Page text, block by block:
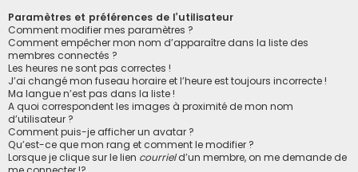
Paramètres et préférences de l’utilisateur
Comment modifier mes paramètres ?
Comment empêcher mon nom d’apparaître dans la liste des
membres connectés ?
Les heures ne sont pas correctes !
J’ai changé mon fuseau horaire et l’heure est toujours incorrecte !
Ma langue n’est pas dans la liste !
A quoi correspondent les images à proximité de mon nom
d’utilisateur ?
Comment puis-je afficher un avatar ?
Qu’est-ce que mon rang et comment le modifier ?
Lorsque je clique sur le lien courrield’un membre, on me demande de